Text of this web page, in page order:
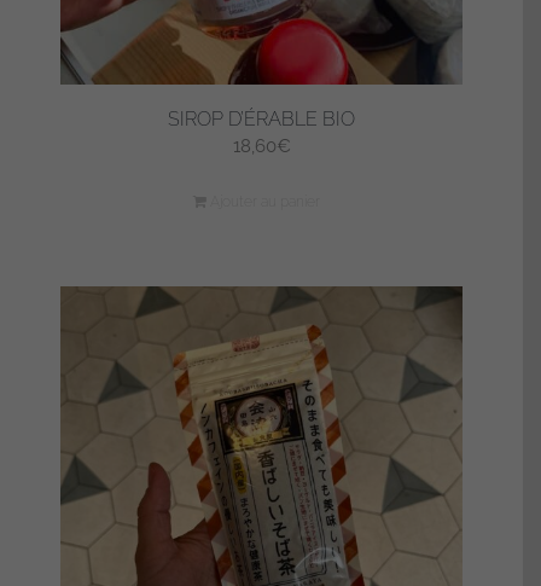
SIROP D’ÉRABLE BIO
18,60€